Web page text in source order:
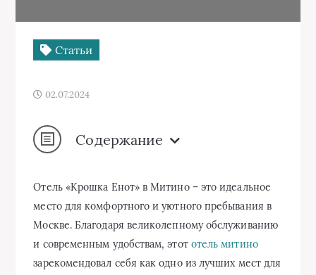
Статьи
02.07.2024
Содержание
Отель «Крошка Енот» в Митино – это идеальное
место для комфортного и уютного пребывания в
Москве. Благодаря великолепному обслуживанию
и современным удобствам, этот отель митино
зарекомендовал себя как одно из лучших мест для